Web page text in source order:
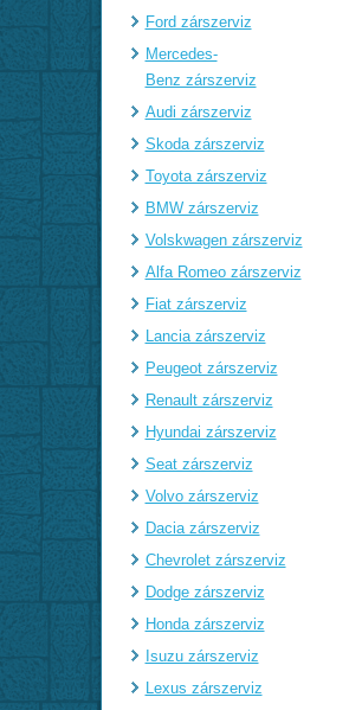
Ford zárszerviz
Mercedes-
Benz zárszerviz
Audi zárszerviz
Skoda zárszerviz
Toyota zárszerviz
BMW zárszerviz
Volskwagen zárszerviz
Alfa Romeo zárszerviz
Fiat zárszerviz
Lancia zárszerviz
Peugeot zárszerviz
Renault zárszerviz
Hyundai zárszerviz
Seat zárszerviz
Volvo zárszerviz
Dacia zárszerviz
Chevrolet zárszerviz
Dodge zárszerviz
Honda zárszerviz
Isuzu zárszerviz
Lexus zárszerviz